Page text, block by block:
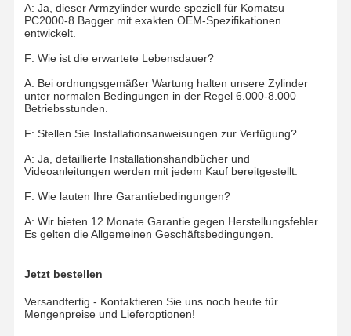
A: Ja, dieser Armzylinder wurde speziell für Komatsu
PC2000-8 Bagger mit exakten OEM-Spezifikationen
entwickelt.
F: Wie ist die erwartete Lebensdauer?
A: Bei ordnungsgemäßer Wartung halten unsere Zylinder
unter normalen Bedingungen in der Regel 6.000-8.000
Betriebsstunden.
F: Stellen Sie Installationsanweisungen zur Verfügung?
A: Ja, detaillierte Installationshandbücher und
Videoanleitungen werden mit jedem Kauf bereitgestellt.
F: Wie lauten Ihre Garantiebedingungen?
A: Wir bieten 12 Monate Garantie gegen Herstellungsfehler.
Es gelten die Allgemeinen Geschäftsbedingungen.
Jetzt bestellen
Versandfertig - Kontaktieren Sie uns noch heute für
Mengenpreise und Lieferoptionen!